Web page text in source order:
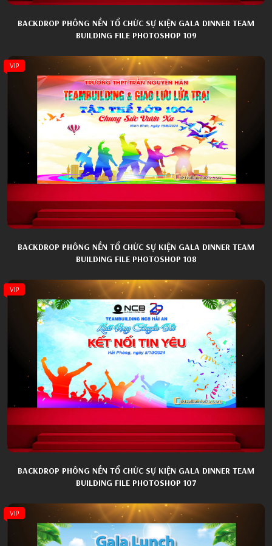
BACKDROP PHÔNG NỀN TỔ CHỨC SỰ KIỆN GALA DINNER TEAM
BUILDING FILE PHOTOSHOP 109
VIP
BACKDROP PHÔNG NỀN TỔ CHỨC SỰ KIỆN GALA DINNER TEAM
BUILDING FILE PHOTOSHOP 108
VIP
BACKDROP PHÔNG NỀN TỔ CHỨC SỰ KIỆN GALA DINNER TEAM
BUILDING FILE PHOTOSHOP 107
VIP